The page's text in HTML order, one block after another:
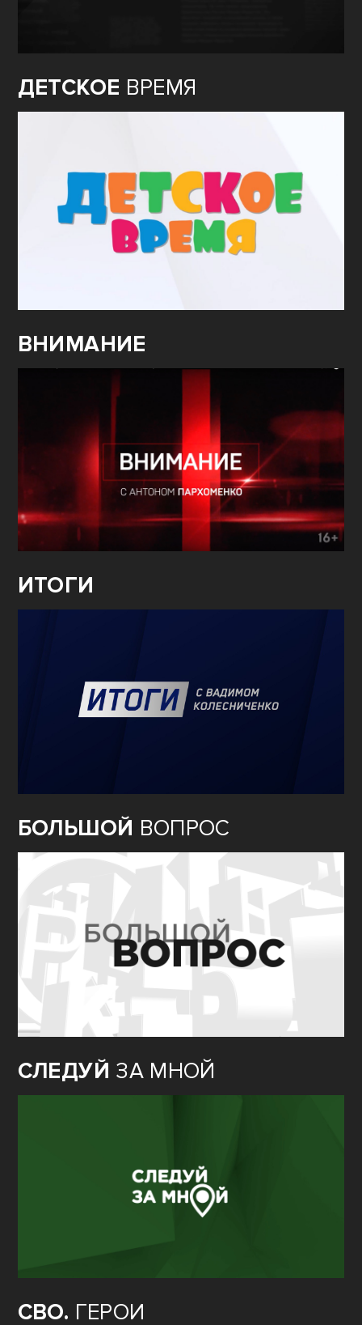
ДЕТСКОЕ ВРЕМЯ
ВНИМАНИЕ
ИТОГИ
БОЛЬШОЙ ВОПРОС
СЛЕДУЙ ЗА МНОЙ
СВО. ГЕРОИ